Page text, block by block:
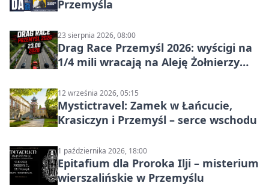
Przemyśla
23 sierpnia 2026, 08:00
Drag Race Przemyśl 2026: wyścigi na
1/4 mili wracają na Aleję Żołnierzy
12 września 2026, 05:15
Mystictravel: Zamek w Łańcucie,
Krasiczyn i Przemyśl – serce wschodu
1 października 2026, 18:00
Epitafium dla Proroka Ilji – misterium
wierszalińskie w Przemyślu